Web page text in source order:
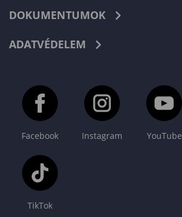
DOKUMENTUMOK
ADATVÉDELEM
Facebook Instagram YouTube
TikTok